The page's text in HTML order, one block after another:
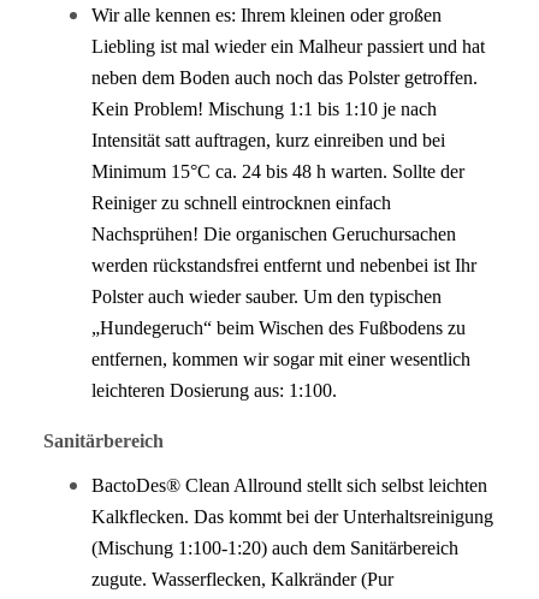
Wir alle kennen es: Ihrem kleinen oder großen
Liebling ist mal wieder ein Malheur passiert und hat
neben dem Boden auch noch das Polster getroffen.
Kein Problem! Mischung 1:1 bis 1:10 je nach
Intensität satt auftragen, kurz einreiben und bei
Minimum 15°C ca. 24 bis 48 h warten. Sollte der
Reiniger zu schnell eintrocknen einfach
Nachsprühen! Die organischen Geruchursachen
werden rückstandsfrei entfernt und nebenbei ist Ihr
Polster auch wieder sauber. Um den typischen
„Hundegeruch“ beim Wischen des Fußbodens zu
entfernen, kommen wir sogar mit einer wesentlich
leichteren Dosierung aus: 1:100.
Sanitärbereich
BactoDes® Clean Allround stellt sich selbst leichten
Kalkflecken. Das kommt bei der Unterhaltsreinigung
(Mischung 1:100-1:20) auch dem Sanitärbereich
zugute. Wasserflecken, Kalkränder (Pur